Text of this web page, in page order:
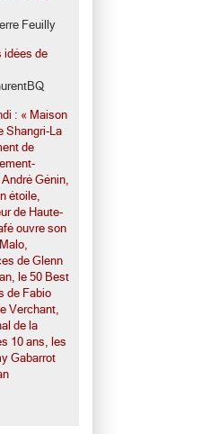
Feuilly
idées de
: « Maison
Shangri-La
de
Génin,
étoile,
de Haute-
ouvre son
de Glenn
le 50 Best
de Fabio
Verchant,
de la
10 ans, les
Gabarrot